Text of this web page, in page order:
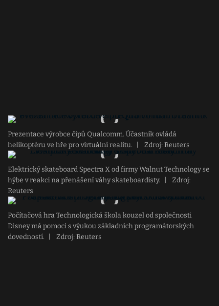
Prezentace výrobce čipů Qualcomm. Účastník ovládá
helikoptéru ve hře pro virtuální realitu.
Zdroj: Reuters
Elektrický skateboard Spectra X od firmy Walnut Technology se
hýbe v reakci na přenášení váhy skateboardisty.
Zdroj:
Reuters
Počítačová hra Technologická škola kouzel od společnosti
Disney má pomoci s výukou základních programátorských
dovedností.
Zdroj: Reuters